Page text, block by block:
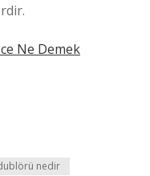
Ne Demek
nedir